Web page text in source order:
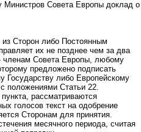
Министров Совета Европы доклад о
Сторон либо Постоянным
их не позднее чем за два
членам Совета Европы, любому
предложено подписать
Государству либо Европейскому
положениями Статьи 22.
рассматриваются
голосов текст на одобрение
Сторонам для принятия.
месячного периода, считая